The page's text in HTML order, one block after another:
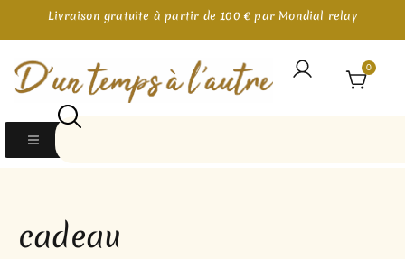
Livraison gratuite à partir de 100 € par Mondial relay
0
cadeau